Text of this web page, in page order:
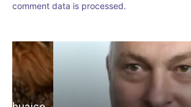
comment data is processed.